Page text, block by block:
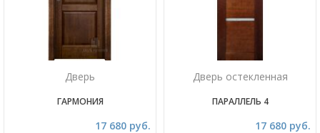
Дверь
ГАРМОНИЯ
17 680 руб.
Дверь остекленная
ПАРАЛЛЕЛЬ 4
17 680 руб.